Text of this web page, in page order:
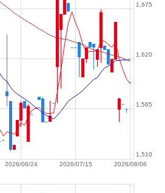
2026/08/06
2026/07/15
2026/06/24
1,510
1,565
1,620
1,675